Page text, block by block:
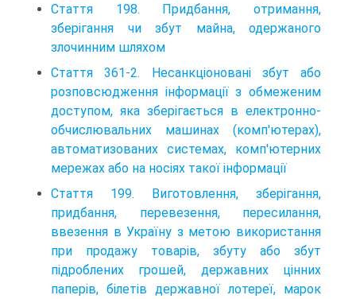
Стаття 198. Придбання, отримання,
зберігання чи збут майна, одержаного
злочинним шляхом
Стаття 361-2. Несанкціоновані збут або
розповсюдження інформації з обмеженим
доступом, яка зберігається в електронно-
обчислювальних машинах (комп'ютерах),
автоматизованих системах, комп'ютерних
мережах або на носіях такої інформації
Стаття 199. Виготовлення, зберігання,
придбання, перевезення, пересилання,
ввезення в Україну з метою використання
при продажу товарів, збуту або збут
підроблених грошей, державних цінних
паперів, білетів державної лотереї, марок